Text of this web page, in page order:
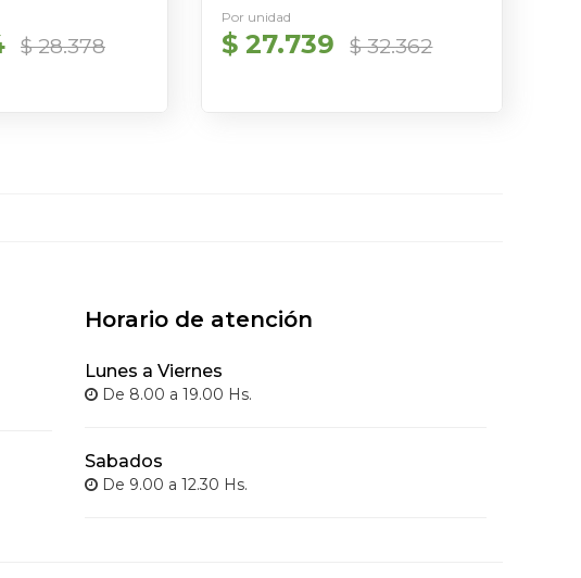
$ 28.378
Por unidad
$ 27.739 $ 32.362
Horario de atención
Lunes a Viernes
De 8.00 a 19.00 Hs.
Sabados
De 9.00 a 12.30 Hs.